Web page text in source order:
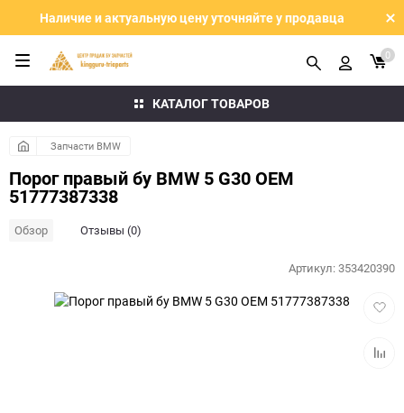
Наличие и актуальную цену уточняйте у продавца
КАТАЛОГ ТОВАРОВ
0
Запчасти BMW
Порог правый бу BMW 5 G30 OEM
51777387338
Обзор Отзывы (0)
Артикул:353420390